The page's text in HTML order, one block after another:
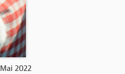
Mai 2022